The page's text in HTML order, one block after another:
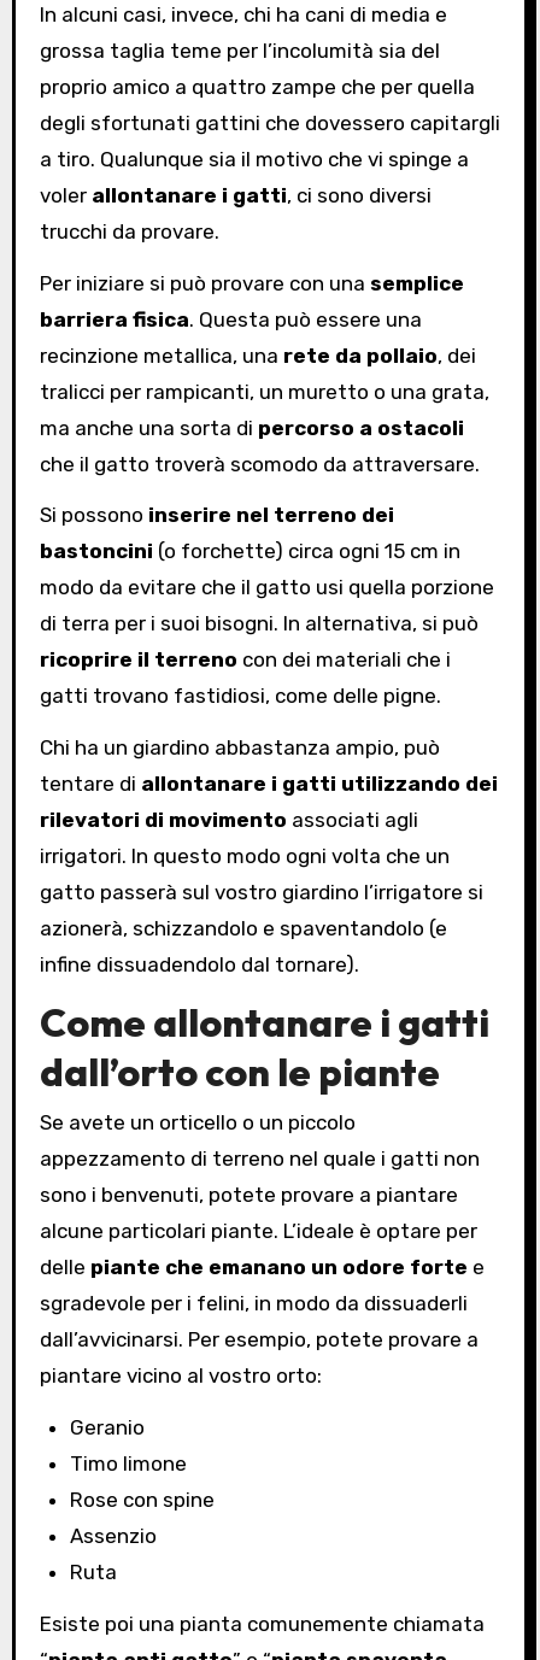
In alcuni casi, invece, chi ha cani di media e
grossa taglia teme per l’incolumità sia del
proprio amico a quattro zampe che per quella
degli sfortunati gattini che dovessero capitargli
a tiro. Qualunque sia il motivo che vi spinge a
voler allontanare i gatti, ci sono diversi
trucchi da provare.
Per iniziare si può provare con una semplice
barriera fisica. Questa può essere una
recinzione metallica, una rete da pollaio, dei
tralicci per rampicanti, un muretto o una grata,
ma anche una sorta di percorso a ostacoli
che il gatto troverà scomodo da attraversare.
Si possono inserire nel terreno dei
bastoncini (o forchette) circa ogni 15 cm in
modo da evitare che il gatto usi quella porzione
di terra per i suoi bisogni. In alternativa, si può
ricoprire il terreno con dei materiali che i
gatti trovano fastidiosi, come delle pigne.
Chi ha un giardino abbastanza ampio, può
tentare di allontanare i gatti utilizzando dei
rilevatori di movimento associati agli
irrigatori. In questo modo ogni volta che un
gatto passerà sul vostro giardino l’irrigatore si
azionerà, schizzandolo e spaventandolo (e
infine dissuadendolo dal tornare).
Come allontanare i gatti
dall’orto con le piante
Se avete un orticello o un piccolo
appezzamento di terreno nel quale i gatti non
sono i benvenuti, potete provare a piantare
alcune particolari piante. L’ideale è optare per
delle piante che emanano un odore forte e
sgradevole per i felini, in modo da dissuaderli
dall’avvicinarsi. Per esempio, potete provare a
piantare vicino al vostro orto:
Geranio
Timo limone
Rose con spine
Assenzio
Ruta
Esiste poi una pianta comunemente chiamata